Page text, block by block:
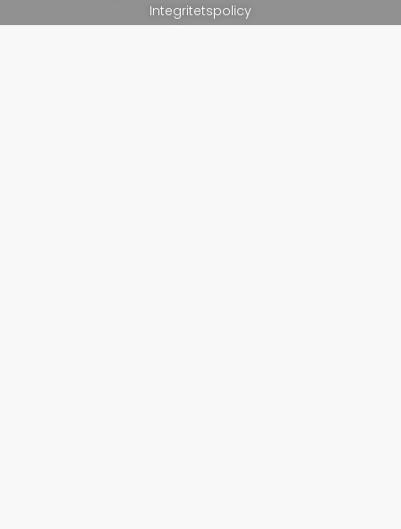
Integritetspolicy